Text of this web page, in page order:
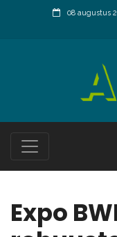
08 augustus
Expo